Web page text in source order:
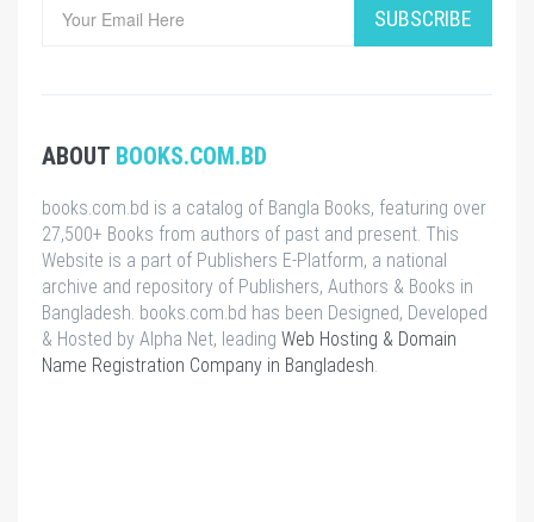
SUBSCRIBE
ABOUT BOOKS.COM.BD
books.com.bd is a catalog of Bangla Books, featuring over
27,500+ Books from authors of past and present. This
Website is a part of Publishers E-Platform, a national
archive and repository of Publishers, Authors & Books in
Bangladesh. books.com.bd has been Designed, Developed
& Hosted by Alpha Net, leading Web Hosting & Domain
Name Registration Company in Bangladesh.